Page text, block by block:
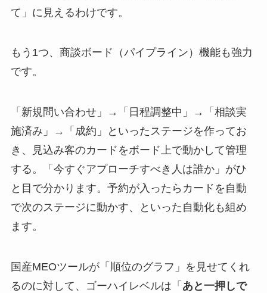
て」に見えるわけです。
もう1つ、商談ボード（パイプライン）機能も強力
です。
「新規問い合わせ」→「日程調整中」→「相談実
施済み」→「成約」といったステージを作ってお
き、見込み客のカードをボード上で動かして管理
する。「今すぐアプローチすべき人は誰か」がひ
と目で分かります。予約が入ったらカードを自動
で次のステージに動かす、といった自動化も組め
ます。
国産MEOツールが「順位のグラフ」を見せてくれ
るのに対して、ゴーハイレベルは「 あと一押しで